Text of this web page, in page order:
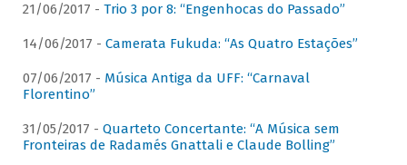
21/06/2017 - Trio 3 por 8: “Engenhocas do Passado”
14/06/2017 - Camerata Fukuda: “As Quatro Estações”
07/06/2017 - Música Antiga da UFF: “Carnaval
Florentino”
31/05/2017 - Quarteto Concertante: “A Música sem
Fronteiras de Radamés Gnattali e Claude Bolling”